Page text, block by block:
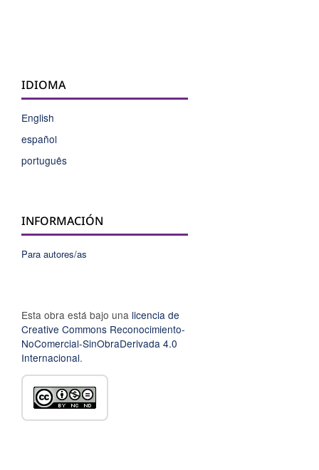
IDIOMA
English
español
português
INFORMACIÓN
Para autores/as
Esta obra está bajo una licencia de
Creative Commons Reconocimiento-
NoComercial-SinObraDerivada 4.0
Internacional.